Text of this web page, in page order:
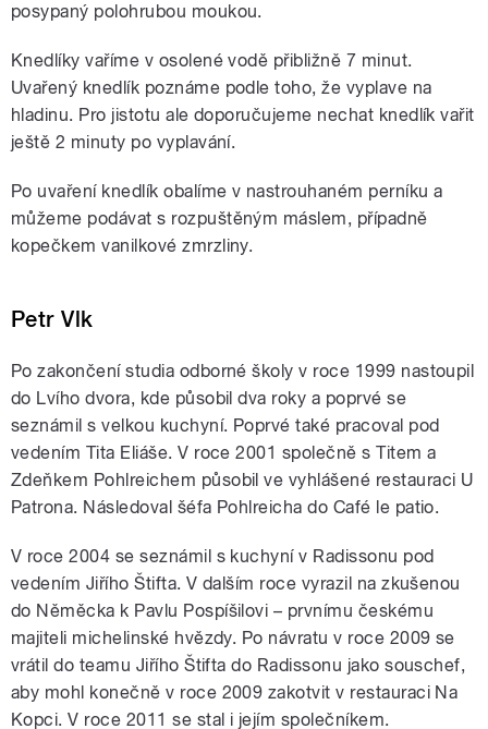
posypaný polohrubou moukou.
Knedlíky vaříme v osolené vodě přibližně 7 minut.
Uvařený knedlík poznáme podle toho, že vyplave na
hladinu. Pro jistotu ale doporučujeme nechat knedlík vařit
ještě 2 minuty po vyplavání.
Po uvaření knedlík obalíme v nastrouhaném perníku a
můžeme podávat s rozpuštěným máslem, případně
kopečkem vanilkové zmrzliny.
Petr Vlk
Po zakončení studia odborné školy v roce 1999 nastoupil
do Lvího dvora, kde působil dva roky a poprvé se
seznámil s velkou kuchyní. Poprvé také pracoval pod
vedením Tita Eliáše. V roce 2001 společně s Titem a
Zdeňkem Pohlreichem působil ve vyhlášené restauraci U
Patrona. Následoval šéfa Pohlreicha do Café le patio.
V roce 2004 se seznámil s kuchyní v Radissonu pod
vedením Jiřího Štifta. V dalším roce vyrazil na zkušenou
do Něměcka k Pavlu Pospíšilovi – prvnímu českému
majiteli michelinské hvězdy. Po návratu v roce 2009 se
vrátil do teamu Jiřího Štifta do Radissonu jako souschef,
aby mohl konečně v roce 2009 zakotvit v restauraci Na
Kopci. V roce 2011 se stal i jejím společníkem.